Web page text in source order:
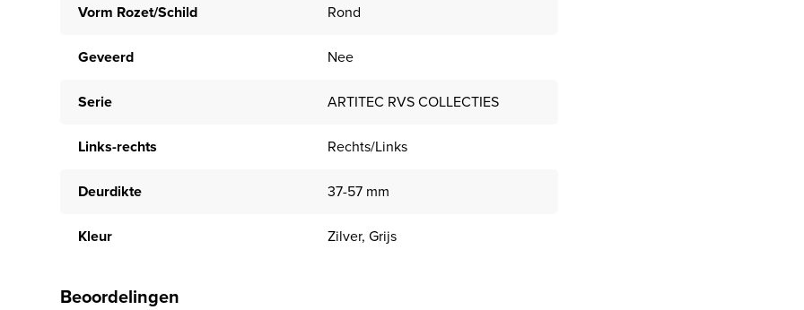
Vorm Rozet/Schild Rond
Geveerd Nee
Serie ARTITEC RVS COLLECTIES
Links-rechts Rechts/Links
Deurdikte 37-57 mm
Kleur Zilver, Grijs
Beoordelingen